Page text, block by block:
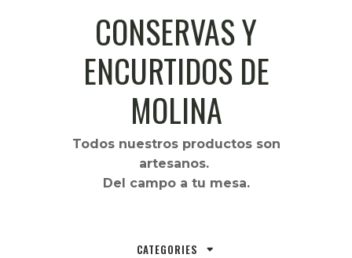
CONSERVAS Y
ENCURTIDOS DE
MOLINA
Todos nuestros productos son
artesanos.
Del campo a tu mesa.
CATEGORIES